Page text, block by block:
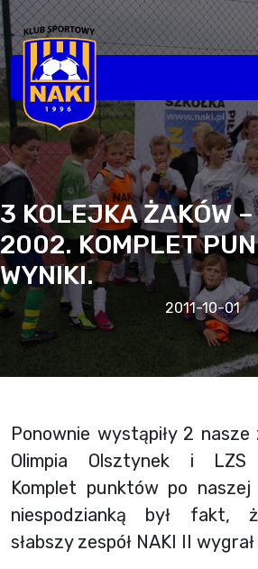
3 KOLEJKA ŻAKÓW
2002. KOMPLET
WYNIKI.
2011-10-01
Ponownie wystąpiły 2 nasze
Olimpia Olsztynek i LZS
Komplet punktów po
niespodzianką był fakt,
słabszy zespół NAKI II